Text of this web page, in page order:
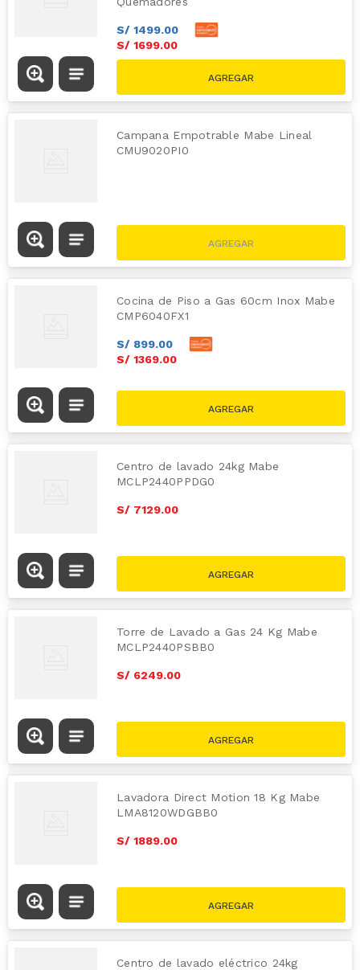
S/ 1499.00
S/ 1699.00
S/2869.00
Campana Empotrable Mabe Lineal
CMU9020PI0
Cocina de Piso a Gas 60cm Inox Mabe
CMP6040FX1
S/ 899.00
S/ 1369.00
Centro de lavado 24kg Mabe
MCLP2440PPDG0
S/ 7129.00
Torre de Lavado a Gas 24 Kg Mabe
MCLP2440PSBB0
S/ 6249.00
Lavadora Direct Motion 18 Kg Mabe
LMA8120WDGBB0
S/ 1889.00
Centro de lavado eléctrico 24kg